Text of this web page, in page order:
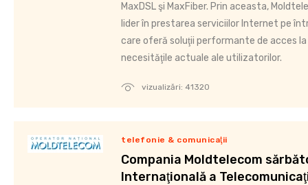
vizualizări: 41320
MaxDSL şi MaxFiber. Prin aceasta,
lider în prestarea serviciilor Internet pe
care oferă soluţii performante de acces
necesităţile actuale ale utilizatorilor.
telefonie & comunicaţii
Compania Moldtelecom
Internaţională a